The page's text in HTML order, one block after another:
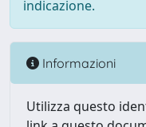
indicazione.
Informazioni
Utilizza questo